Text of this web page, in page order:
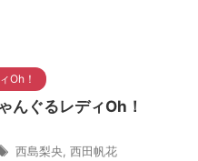
Oh！
んぐるレディOh！
西島梨央 西田帆花